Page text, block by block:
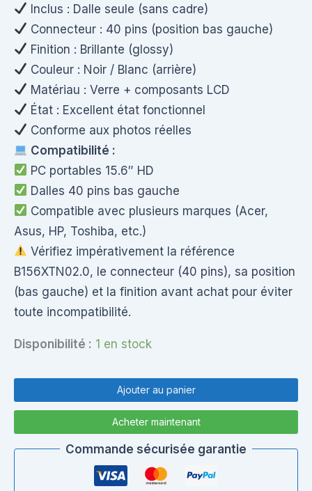
Inclus : Dalle seule (sans cadre)
Connecteur : 40 pins (position bas gauche)
Finition : Brillante (glossy)
Couleur : Noir / Blanc (arrière)
Matériau : Verre + composants LCD
État : Excellent état fonctionnel
Conforme aux photos réelles
Compatibilité :
PC portables 15.6″ HD
Dalles 40 pins bas gauche
Compatible avec plusieurs marques (Acer,
Asus, HP, Toshiba, etc.)
Vérifiez impérativement la référence
B156XTN02.0, le connecteur (40 pins), sa position
(bas gauche) et la finition avant achat pour éviter
toute incompatibilité.
Disponibilité : 1 en stock
Écran
PC
Ajouter au panier
Acheter maintenant
Commande sécurisée garantie